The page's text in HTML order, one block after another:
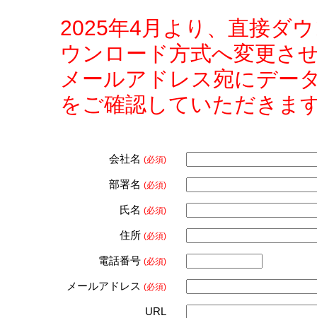
2025年4月より、直接ダ
ウンロード方式へ変更さ
メールアドレス宛にデー
をご確認していただきま
会社名 (必須)
部署名 (必須)
氏名 (必須)
住所 (必須)
電話番号 (必須)
メールアドレス (必須)
URL